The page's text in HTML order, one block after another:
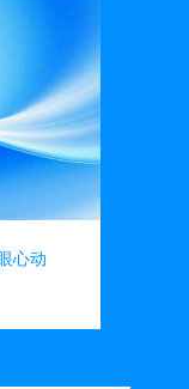
心动